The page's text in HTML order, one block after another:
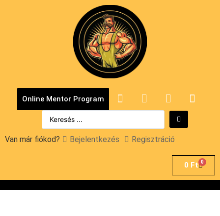
Online Mentor Program
Van már fiókod? Bejelentkezés Regisztráció
0 Ft 0